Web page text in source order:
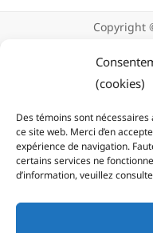
(cookies)
Des témoins sont
ce site web. Merci d’en
expérience de navigation.
certains services ne
d’information, veuillez
Copyright